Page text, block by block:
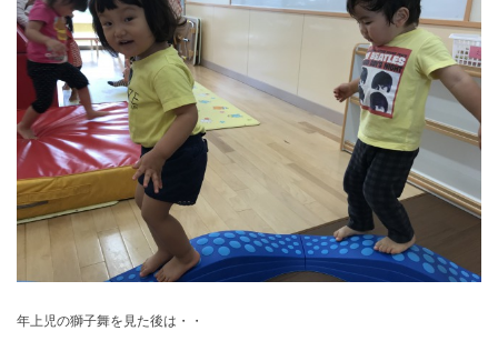
年上児の獅子舞を見た後は・・